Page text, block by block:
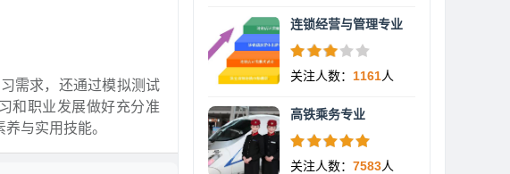
需求，还通过模拟测试
和职业发展做好充分准
与实用技能。
连锁经营与管理专业
关注人数： 1161人
高铁乘务专业
关注人数： 7583人